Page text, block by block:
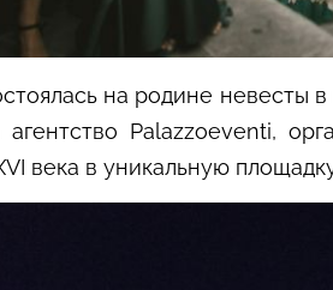
на родине невесты
агентство Palazzoeventi,
века в уникальную